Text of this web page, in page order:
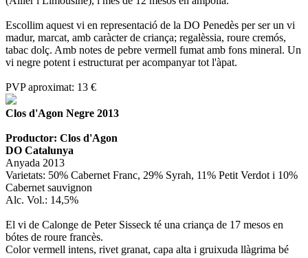
Escollim aquest vi en representació de la DO Penedès per ser un vi
madur, marcat, amb caràcter de criança; regalèssia, roure cremós,
tabac dolç. Amb notes de pebre vermell fumat amb fons mineral. Un
vi negre potent i estructurat per acompanyar tot l'àpat.
PVP aproximat: 13 €
Clos d'Agon Negre 2013
Productor: Clos d'Agon
DO Catalunya
Anyada 2013
Varietats: 50% Cabernet Franc, 29% Syrah, 11% Petit Verdot i 10%
Cabernet sauvignon
Alc. Vol.: 14,5%
El vi de Calonge de Peter Sisseck té una criança de 17 mesos en
bótes de roure francès.
Color vermell intens, rivet granat, capa alta i gruixuda llàgrima bé